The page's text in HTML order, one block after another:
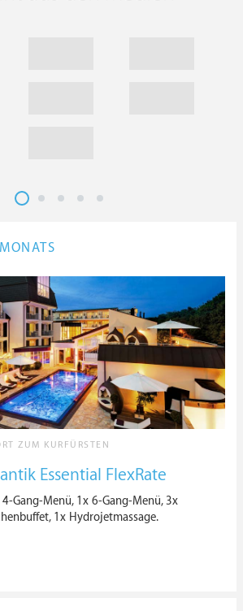
ZUM KURFÜRSTEN
Essential FlexRate
Gang-Menü, 1x 6-Gang-Menü, 3x
1x Hydrojetmassage.